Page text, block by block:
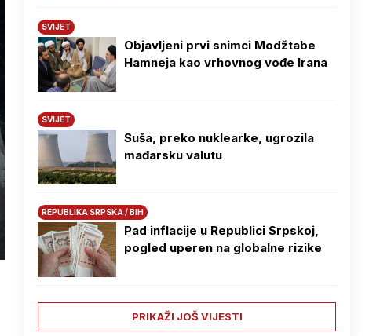
SVIJET
Objavljeni prvi snimci Modžtabe
Hamneja kao vrhovnog vođe Irana
SVIJET
Suša, preko nuklearke, ugrozila
mađarsku valutu
REPUBLIKA SRPSKA / BIH
Pad inflacije u Republici Srpskoj,
pogled uperen na globalne rizike
PRIKAŽI JOŠ VIJESTI